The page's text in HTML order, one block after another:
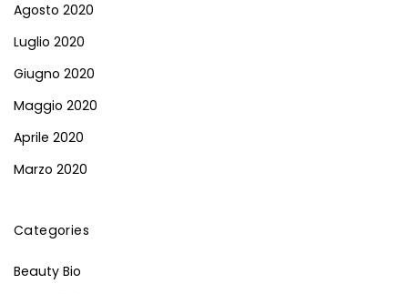
Agosto 2020
Luglio 2020
Giugno 2020
Maggio 2020
Aprile 2020
Marzo 2020
Categories
Beauty Bio